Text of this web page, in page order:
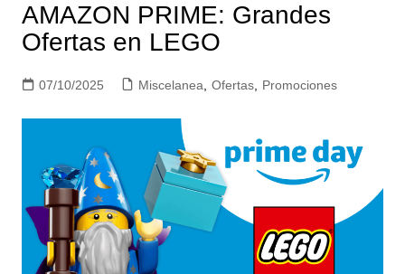
AMAZON PRIME: Grandes
Ofertas en LEGO
07/10/2025 Miscelanea Ofertas, Promociones